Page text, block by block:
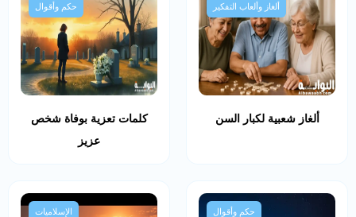
ألغاز وألعاب التفكير
ألغاز شعبية لكبار السن
حكم وأقوال
كلمات تعزية بوفاة شخص
عزيز
حكم وأقوال الإسلاميات